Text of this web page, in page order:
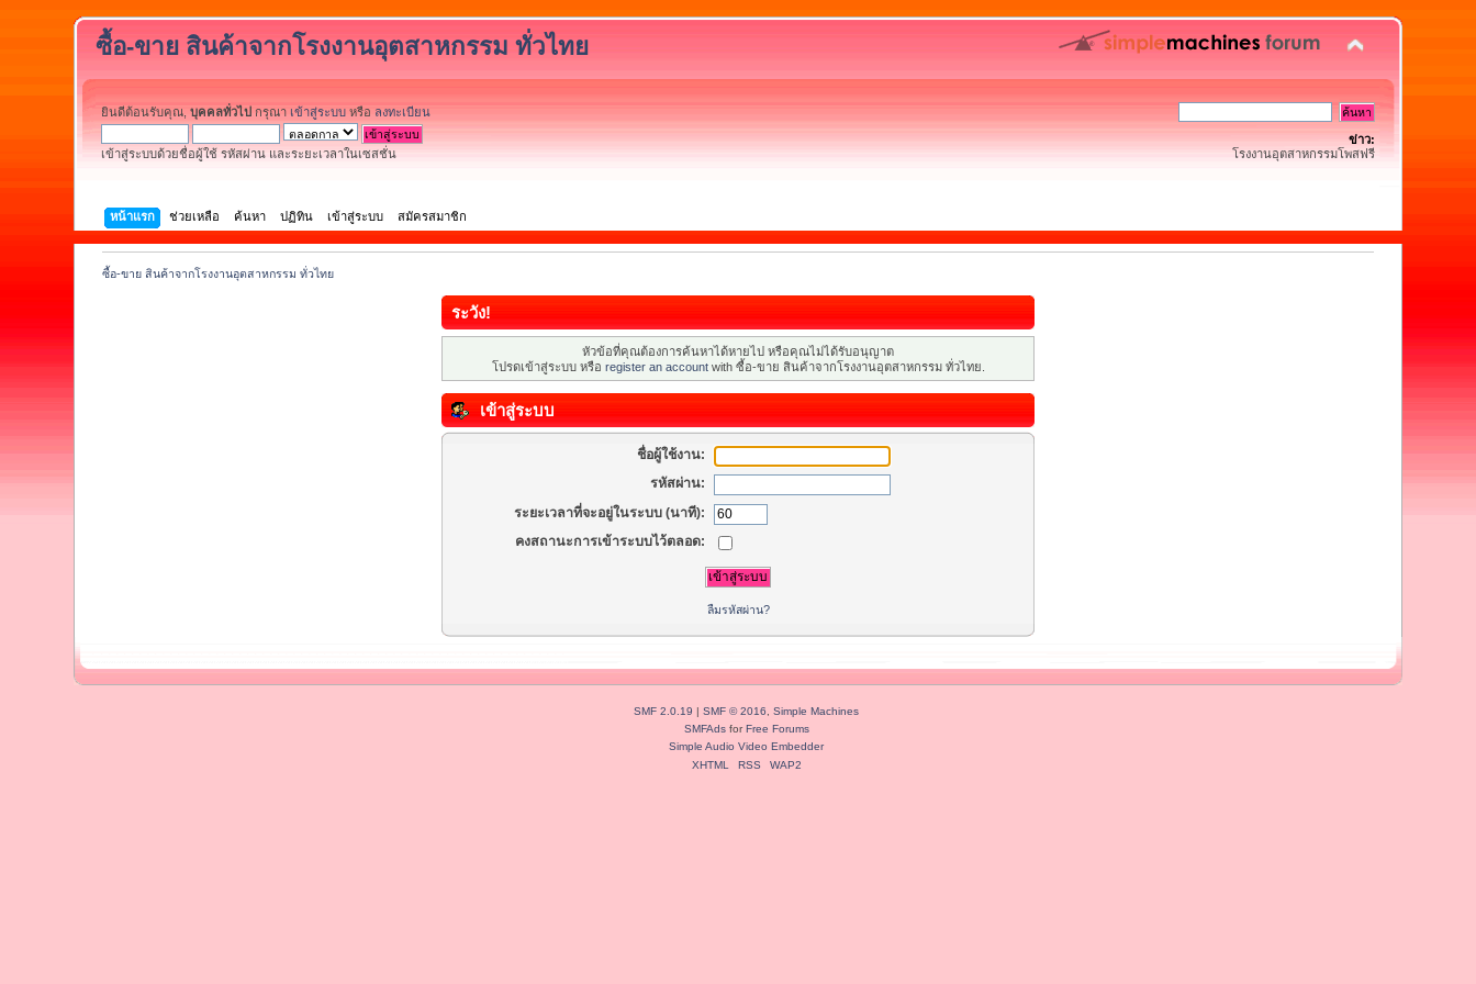
ซื้อ-ขาย สินค้าจากโรงงานอุตสาหกรรม ทั่วไทย
ยินดีต้อนรับคุณ,บุคคลทั่วไป กรุณา เข้าสู่ระบบ หรือ ลงทะเบียน
เข้าสู่ระบบด้วยชื่อผู้ใช้ รหัสผ่าน และระยะเวลาในเซสชั่น
ข่าว:
โรงงานอุตสาหกรรมโพสฟรี
หน้าแรก ช่วยเหลือ ค้นหา ปฏิทิน เข้าสู่ระบบ สมัครสมาชิก
ซื้อ-ขาย สินค้าจากโรงงานอุตสาหกรรม ทั่วไทย
ระวัง!
หัวข้อที่คุณต้องการค้นหาได้หายไป หรือคุณไม่ได้รับอนุญาต
โปรดเข้าสู่ระบบ หรือ register an accountwith ซื้อ-ขาย สินค้าจากโรงงานอุตสาหกรรม ทั่วไทย.
เข้าสู่ระบบ
ชื่อผู้ใช้งาน:
รหัสผ่าน:
ระยะเวลาที่จะอยู่ในระบบ (นาที):
คงสถานะการเข้าระบบไว้ตลอด:
ลืมรหัสผ่าน?
SMF 2.0.19 | SMF © 2016, Simple Machines
SMFAdsforFree Forums
Simple Audio Video Embedder
XHTML
RSS WAP2